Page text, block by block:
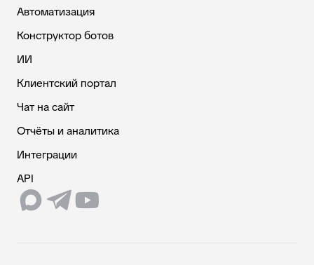
Автоматизация
Конструктор ботов
ИИ
Клиентский портал
Чат на сайт
Отчёты и аналитика
Интеграции
API